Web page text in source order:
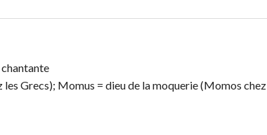
Grecs); Momus = dieu de la moquerie (Momos chez